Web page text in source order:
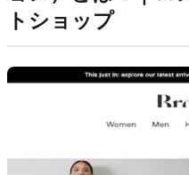
トショップ